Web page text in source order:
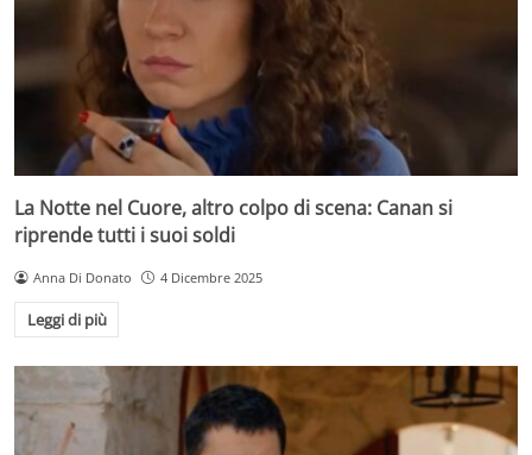
La Notte nel Cuore, altro colpo di scena: Canan si
riprende tutti i suoi soldi
Anna Di Donato 4 Dicembre 2025
Leggi di più